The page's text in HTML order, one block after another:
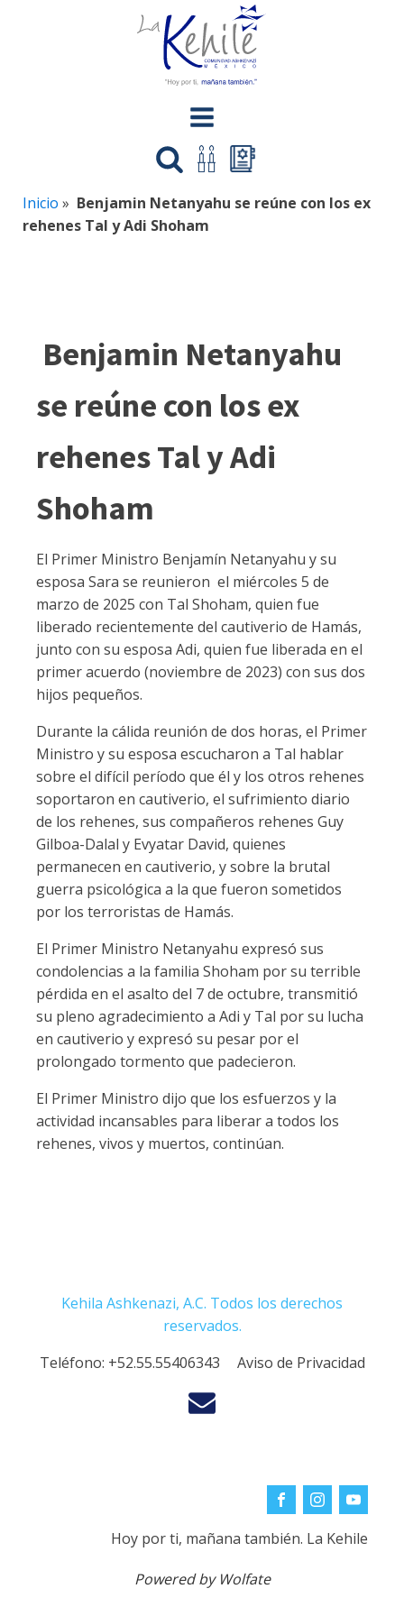
Inicio » Benjamin Netanyahu se reúne con los ex
rehenes Tal y Adi Shoham
Benjamin Netanyahu
se reúne con los ex
rehenes Tal y Adi
Shoham
El Primer Ministro Benjamín Netanyahu y su
esposa Sara se reunieron el miércoles 5 de
marzo de 2025 con Tal Shoham, quien fue
liberado recientemente del cautiverio de Hamás,
junto con su esposa Adi, quien fue liberada en el
primer acuerdo (noviembre de 2023) con sus dos
hijos pequeños.
Durante la cálida reunión de dos horas, el Primer
Ministro y su esposa escucharon a Tal hablar
sobre el difícil período que él y los otros rehenes
soportaron en cautiverio, el sufrimiento diario
de los rehenes, sus compañeros rehenes Guy
Gilboa-Dalal y Evyatar David, quienes
permanecen en cautiverio, y sobre la brutal
guerra psicológica a la que fueron sometidos
por los terroristas de Hamás.
El Primer Ministro Netanyahu expresó sus
condolencias a la familia Shoham por su terrible
pérdida en el asalto del 7 de octubre, transmitió
su pleno agradecimiento a Adi y Tal por su lucha
en cautiverio y expresó su pesar por el
prolongado tormento que padecieron.
El Primer Ministro dijo que los esfuerzos y la
actividad incansables para liberar a todos los
rehenes, vivos y muertos, continúan.
Kehila Ashkenazi, A.C. Todos los derechos
reservados.
Teléfono: +52.55.55406343 Aviso de Privacidad
Hoy por ti, mañana también. La Kehile
Powered by Wolfate